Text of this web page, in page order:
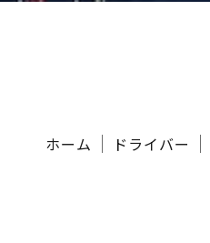
ホーム ドライバー